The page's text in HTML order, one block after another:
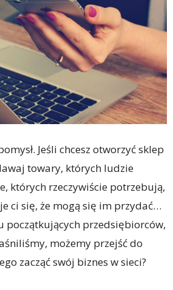
Jeśli chcesz otworzyć sklep
towary, których ludzie
których rzeczywiście potrzebują,
ci się, że mogą się im przydać…
początkujących przedsiębiorców,
możemy przejść do
zacząć swój biznes w sieci?